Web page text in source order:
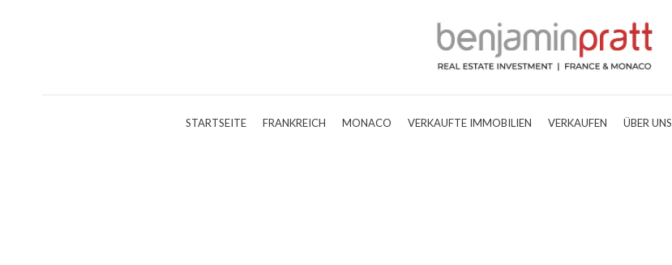
STARTSEITE FRANKREICH MONACO VERKAUFTE IMMOBILIEN VERKAUFEN ÜBER UNS